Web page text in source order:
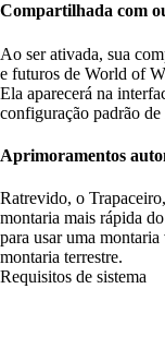
Compartilhada com
Ao ser ativada, sua
e futuros de World of
Ela aparecerá na
configuração padrão de
Aprimoramentos
Ratrevido, o
montaria mais rápida
para usar uma
montaria terrestre.
Requisitos de sistema